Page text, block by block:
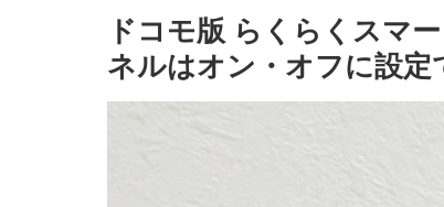
ドコモ版 らくらくスマ
ネルはオン・オフに設定